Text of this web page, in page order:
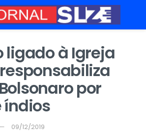
ligado à Igreja
por
índios
09/12/2019